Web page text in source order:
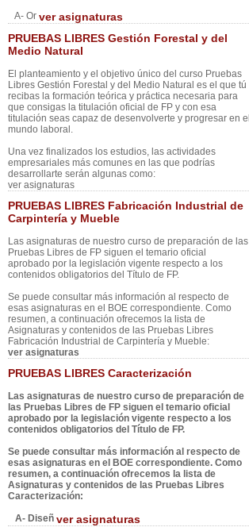
A- Or ver asignaturas
PRUEBAS LIBRES Gestión Forestal y del
Medio Natural
El planteamiento y el objetivo único del curso Pruebas
Libres Gestión Forestal y del Medio Natural es el que tú
recibas la formación teórica y práctica necesaria para
que consigas la titulación oficial de FP y con esa
titulación seas capaz de desenvolverte y progresar en el
mundo laboral.
Una vez finalizados los estudios, las actividades
empresariales más comunes en las que podrías
desarrollarte serán algunas como:
ver asignaturas
PRUEBAS LIBRES Fabricación Industrial de
Carpintería y Mueble
Las asignaturas de nuestro curso de preparación de las
Pruebas Libres de FP siguen el temario oficial
aprobado por la legislación vigente respecto a los
contenidos obligatorios del Título de FP.
Se puede consultar más información al respecto de
esas asignaturas en el BOE correspondiente. Como
resumen, a continuación ofrecemos la lista de
Asignaturas y contenidos de las Pruebas Libres
Fabricación Industrial de Carpintería y Mueble:
ver asignaturas
PRUEBAS LIBRES Caracterización
Las asignaturas de nuestro curso de preparación de
las Pruebas Libres de FP siguen el temario oficial
aprobado por la legislación vigente respecto a los
contenidos obligatorios del Título de FP.
Se puede consultar más información al respecto de
esas asignaturas en el BOE correspondiente. Como
resumen, a continuación ofrecemos la lista de
Asignaturas y contenidos de las Pruebas Libres
Caracterización:
A- Diseñ ver asignaturas